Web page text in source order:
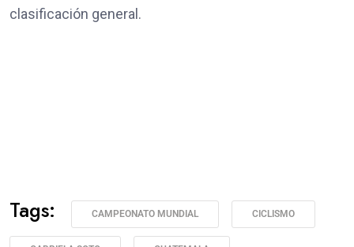
clasificación general.
Tags: CAMPEONATO MUNDIAL CICLISMO